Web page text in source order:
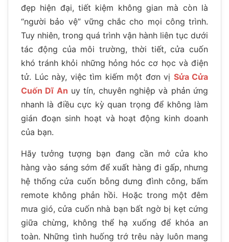
đẹp hiện đại, tiết kiệm không gian mà còn là
“người bảo vệ” vững chắc cho mọi công trình.
Tuy nhiên, trong quá trình vận hành liên tục dưới
tác động của môi trường, thời tiết, cửa cuốn
khó tránh khỏi những hỏng hóc cơ học và điện
tử. Lúc này, việc tìm kiếm một đơn vị Sửa Cửa
Cuốn Dĩ An uy tín, chuyên nghiệp và phản ứng
nhanh là điều cực kỳ quan trọng để không làm
gián đoạn sinh hoạt và hoạt động kinh doanh
của bạn.
Hãy tưởng tượng bạn đang cần mở cửa kho
hàng vào sáng sớm để xuất hàng đi gấp, nhưng
hệ thống cửa cuốn bỗng dưng đình công, bấm
remote không phản hồi. Hoặc trong một đêm
mưa gió, cửa cuốn nhà bạn bất ngờ bị kẹt cứng
giữa chừng, không thể hạ xuống để khóa an
toàn. Những tình huống trớ trêu này luôn mang